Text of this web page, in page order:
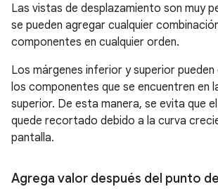
Las vistas de desplazamiento son muy
se pueden agregar cualquier
componentes en cualquier orden.
Los márgenes inferior y superior pueden
los componentes que se encuentren en
superior. De esta manera, se evita que
quede recortado debido a la curva
pantalla.
Agrega valor después del punto